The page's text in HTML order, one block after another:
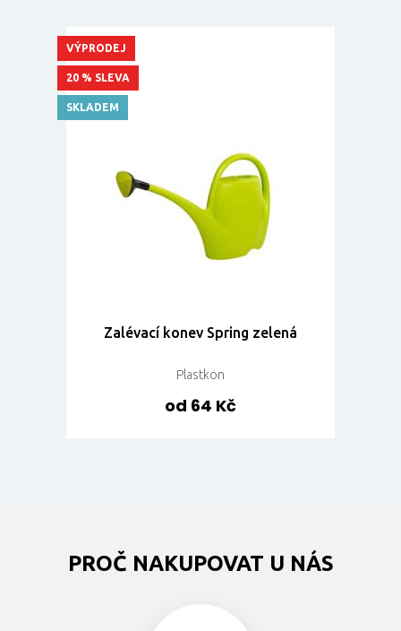
Zalévací konev Spring zelená
Plastkon
od 64 Kč
VÝPRODEJ
20 % SLEVA
SKLADEM
PROČ NAKUPOVAT U NÁS